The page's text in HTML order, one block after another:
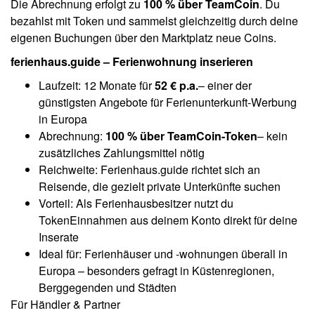
Die Abrechnung erfolgt zu 100 % über TeamCoin. Du
bezahlst mit Token und sammelst gleichzeitig durch deine
eigenen Buchungen über den Marktplatz neue Coins.
ferienhaus.guide – Ferienwohnung inserieren
Laufzeit: 12 Monate für52 € p.a.– einer der
günstigsten Angebote für Ferienunterkunft-Werbung
in Europa
Abrechnung: 100 % über TeamCoin-Token– kein
zusätzliches Zahlungsmittel nötig
Reichweite: Ferienhaus.guide richtet sich an
Reisende, die gezielt private Unterkünfte suchen
Vorteil: Als Ferienhausbesitzer nutzt du
TokenEinnahmen aus deinem Konto direkt für deine
Inserate
Ideal für: Ferienhäuser und -wohnungen überall in
Europa – besonders gefragt in Küstenregionen,
Berggegenden und Städten
Für Händler & Partner